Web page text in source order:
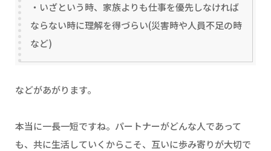
・いざという時、家族よりも仕事を優先しなければ
ならない時に理解を得づらい(災害時や人員不足の時
など)
などがあがります。
本当に一長一短ですね。パートナーがどんな人であって
も、共に生活していくからこそ、互いに歩み寄りが大切で